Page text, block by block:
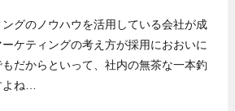
グのノウハウを活用している会社が成
ケティングの考え方が採用におおいに
だからといって、社内の無茶な一本釣
よね…